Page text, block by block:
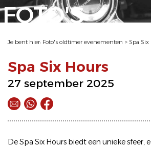
FOTO'S
Je bent hier: Foto's oldtimer evenementen > Spa Six
Spa Six Hours
27 september 2025
De Spa Six Hours biedt een unieke sfeer,